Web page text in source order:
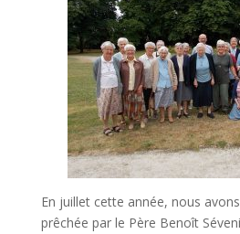
En juillet cette année, nous
prêchée par le Père Benoît